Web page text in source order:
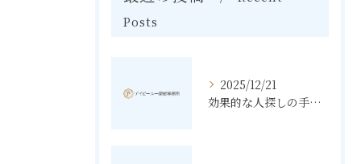
Posts
2025/12/21
効果的な人探しの手法とその秘訣